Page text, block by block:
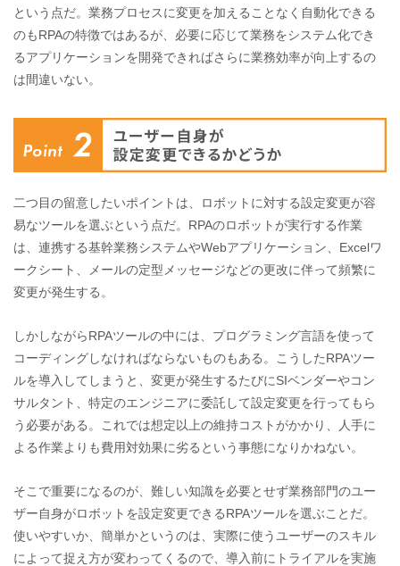
という点だ。業務プロセスに変更を加えることなく自動化できる
のもRPAの特徴ではあるが、必要に応じて業務をシステム化でき
るアプリケーションを開発できればさらに業務効率が向上するの
は間違いない。
二つ目の留意したいポイントは、ロボットに対する設定変更が容
易なツールを選ぶという点だ。RPAのロボットが実行する作業
は、連携する基幹業務システムやWebアプリケーション、Excelワ
ークシート、メールの定型メッセージなどの更改に伴って頻繁に
変更が発生する。
しかしながらRPAツールの中には、プログラミング言語を使って
コーディングしなければならないものもある。こうしたRPAツー
ルを導入してしまうと、変更が発生するたびにSIベンダーやコン
サルタント、特定のエンジニアに委託して設定変更を行ってもら
う必要がある。これでは想定以上の維持コストがかかり、人手に
よる作業よりも費用対効果に劣るという事態になりかねない。
そこで重要になるのが、難しい知識を必要とせず業務部門のユー
ザー自身がロボットを設定変更できるRPAツールを選ぶことだ。
使いやすいか、簡単かというのは、実際に使うユーザーのスキル
によって捉え方が変わってくるので、導入前にトライアルを実施